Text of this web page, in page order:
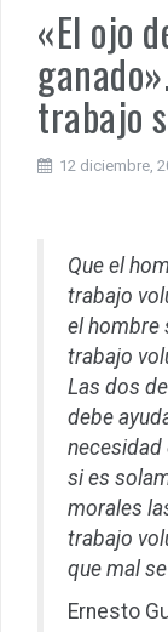
«El ojo
trabajo
12 diciembre,
Que el
trabajo
el hombre
trabajo
Las dos
debe
necesidad
si es
morales
trabajo
que mal
Ernesto